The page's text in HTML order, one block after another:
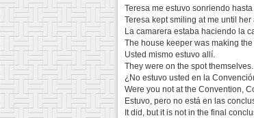
Teresa me estuvo sonriendo
Teresa kept smiling at me until her
La camarera estaba haciendo la
The house keeper was making
Usted mismo estuvo allí.
They were on the spot themselves.
¿No estuvo usted en la
Were you not at the Convention,
Estuvo, pero no está en las
It did, but it is not in the final